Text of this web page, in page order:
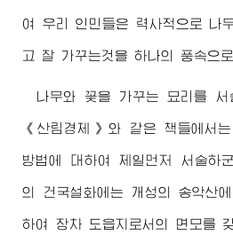
여 우리 인민들은 력사적으로 나
고 잘 가꾸는것을 하나의 풍속으
나무와 꽃을 가꾸는 묘리를
《산림경제》와 같은 책들에서
방법에 대하여 제일먼저 서술하
의 건국설화에는 개성의 송악산
하여 장차 도읍지로서의 면모를